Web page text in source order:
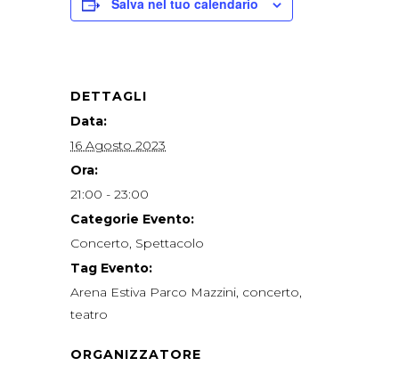
DETTAGLI
Data:
16 Agosto 2023
Ora:
21:00 - 23:00
Categorie Evento:
Concerto, Spettacolo
Tag Evento:
Arena Estiva Parco Mazzini, concerto,
teatro
ORGANIZZATORE